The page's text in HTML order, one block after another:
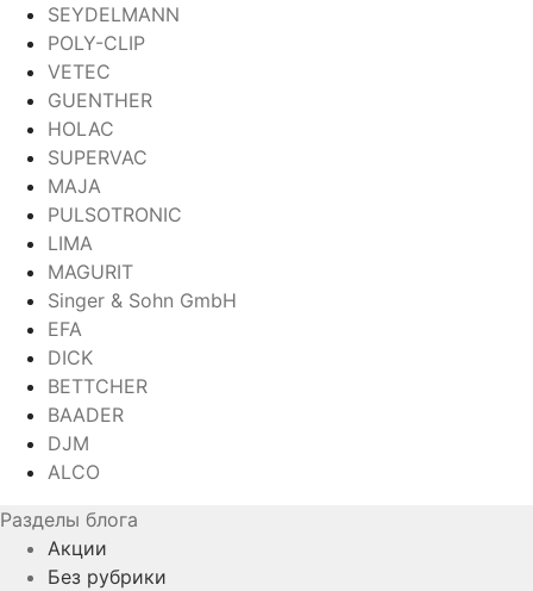
SEYDELMANN
POLY-CLIP
VETEC
GUENTHER
HOLAC
SUPERVAC
MAJA
PULSOTRONIC
LIMA
MAGURIT
Singer & Sohn GmbH
EFA
DICK
BETTCHER
BAADER
DJM
ALCO
Разделы блога
Акции
Без рубрики